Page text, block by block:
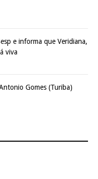
e informa que Veridiana,
viva
Gomes (Turiba)